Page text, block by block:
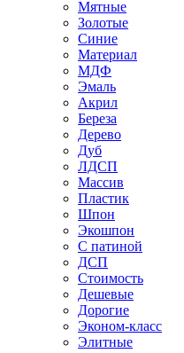
Мятные
Золотые
Синие
Материал
МДФ
Эмаль
Акрил
Береза
Дерево
Дуб
ЛДСП
Массив
Пластик
Шпон
Экошпон
С патиной
ДСП
Стоимость
Дешевые
Дорогие
Эконом-класс
Элитные